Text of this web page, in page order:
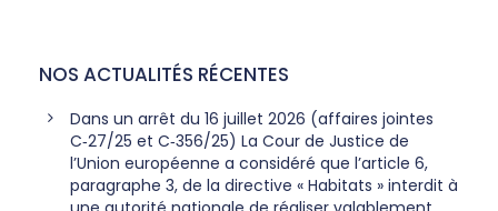
NOS ACTUALITÉS RÉCENTES
Dans un arrêt du 16 juillet 2026 (affaires jointes
C‑27/25 et C‑356/25) La Cour de Justice de
l’Union européenne a considéré que l’article 6,
paragraphe 3, de la directive « Habitats » interdit à